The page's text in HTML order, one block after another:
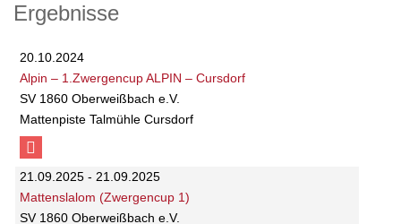
Ergebnisse
20.10.2024
Alpin – 1.Zwergencup ALPIN – Cursdorf
SV 1860 Oberweißbach e.V.
Mattenpiste Talmühle Cursdorf
21.09.2025 - 21.09.2025
Mattenslalom (Zwergencup 1)
SV 1860 Oberweißbach e.V.